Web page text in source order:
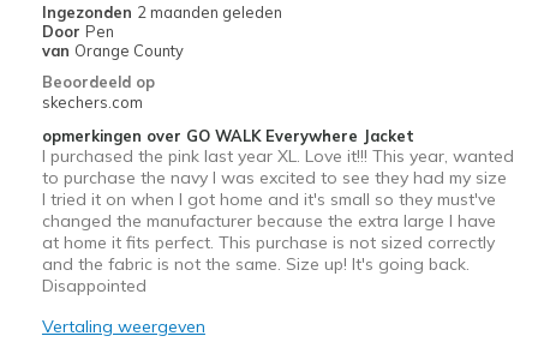
Running Errands
Travel
Width
Feels true to width
Sizing
Feels true to size
View On Shoes
I'm Into Shoes
Ingezonden 2 maanden geleden
Door Pen
van Orange County
Beoordeeld op
skechers.com
opmerkingen over GO WALK Everywhere Jacket
I purchased the pink last year XL. Love it!!! This year, wanted
to purchase the navy I was excited to see they had my size
I tried it on when I got home and it's small so they must've
changed the manufacturer because the extra large I have
at home it fits perfect. This purchase is not sized correctly
and the fabric is not the same. Size up! It's going back.
Disappointed
Vertaling weergeven